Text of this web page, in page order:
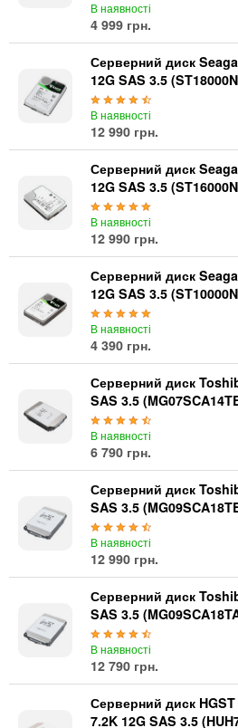
В наявності
4 999 грн.
Серверний диск
12G SAS 3.5
В наявності
12 990 грн.
Серверний диск
12G SAS 3.5
В наявності
12 990 грн.
Серверний диск
12G SAS 3.5
В наявності
4 390 грн.
Серверний диск
SAS 3.5
В наявності
6 790 грн.
Серверний диск
SAS 3.5
В наявності
12 990 грн.
Серверний диск
SAS 3.5
В наявності
12 790 грн.
Серверний диск
7.2K 12G SAS 3.5